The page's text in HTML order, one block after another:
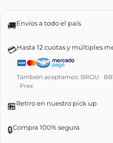
🚚Envíos a todo el país
💳Hasta 12 cuotas y múltiples
También aceptamos: BROU ·
· Prex
🏪Retiro en nuestro pick up
🔒Compra 100% segura